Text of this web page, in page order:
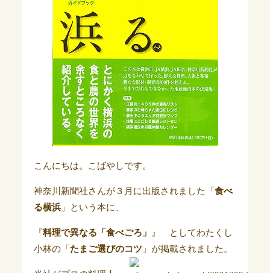
こんにちは。こばやしです。
神奈川新聞社さんが３月に出版されました「 食べ
る横浜」という本に、
『料理で異なる「食べごろ」
』 としてわたくし
小林の「 たまご選びのコツ 」が掲載されました。